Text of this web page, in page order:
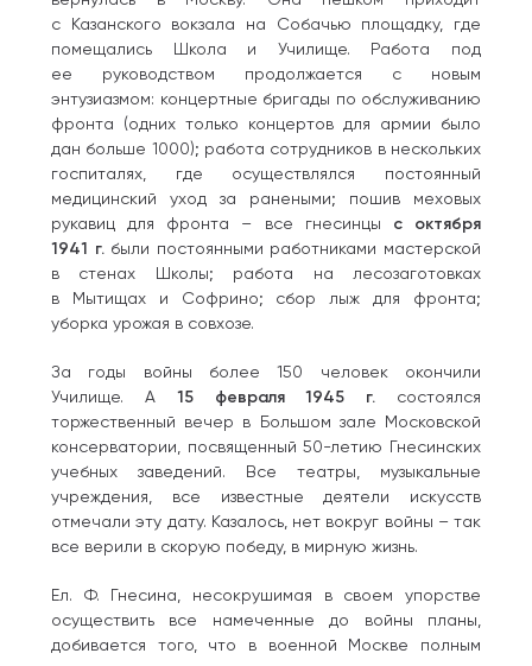
с Казанского вокзала на Собачью площадку, где
помещались Школа и Училище. Работа под
ее руководством продолжается с новым
энтузиазмом: концертные бригады по обслуживанию
фронта (одних только концертов для армии было
дан больше 1000); работа сотрудников в нескольких
госпиталях, где осуществлялся постоянный
медицинский уход за ранеными; пошив меховых
рукавиц для фронта – все гнесинцы с октября
1941 г. были постоянными работниками мастерской
в стенах Школы; работа на лесозаготовках
в Мытищах и Софрино; сбор лыж для фронта;
уборка урожая в совхозе.
За годы войны более 150 человек окончили
Училище. А 15 февраля 1945 г. состоялся
торжественный вечер в Большом зале Московской
консерватории, посвященный 50-летию Гнесинских
учебных заведений. Все театры, музыкальные
учреждения, все известные деятели искусств
отмечали эту дату. Казалось, нет вокруг войны – так
все верили в скорую победу, в мирную жизнь.
Ел. Ф. Гнесина, несокрушимая в своем упорстве
осуществить все намеченные до войны планы,
добивается того, что в военной Москве полным